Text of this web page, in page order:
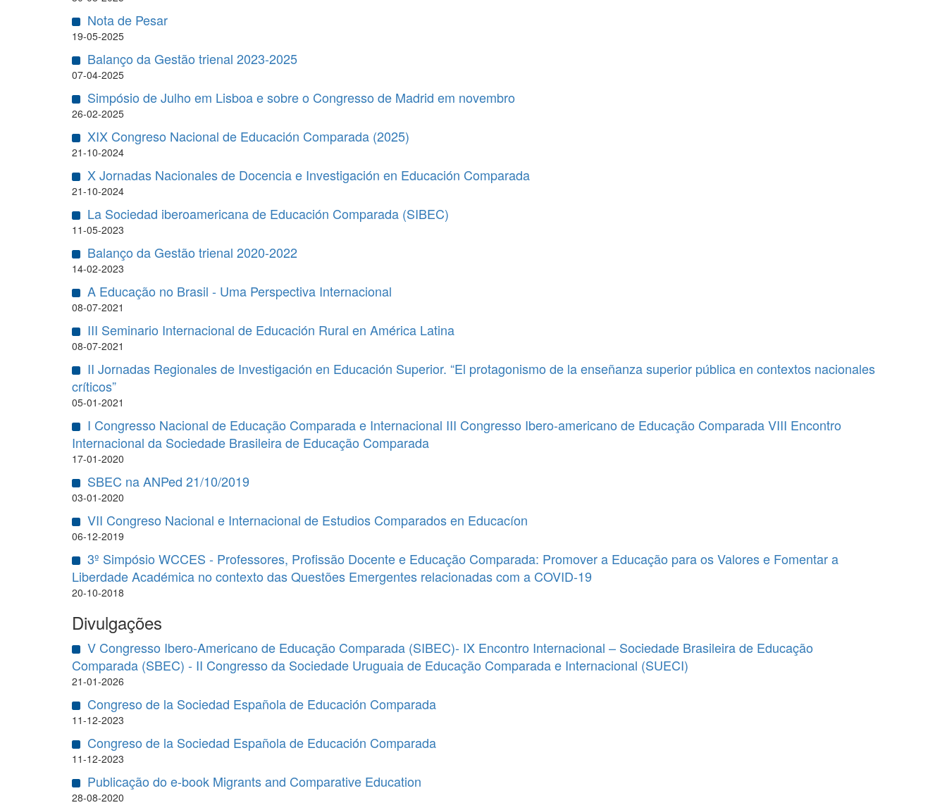
Nota de Pesar
19-05-2025
Balanço da Gestão trienal 2023-2025
07-04-2025
Simpósio de Julho em Lisboa e sobre o Congresso de Madrid em novembro
26-02-2025
XIX Congreso Nacional de Educación Comparada (2025)
21-10-2024
X Jornadas Nacionales de Docencia e Investigación en Educación Comparada
21-10-2024
La Sociedad iberoamericana de Educación Comparada (SIBEC)
11-05-2023
Balanço da Gestão trienal 2020-2022
14-02-2023
A Educação no Brasil - Uma Perspectiva Internacional
08-07-2021
III Seminario Internacional de Educación Rural en América Latina
08-07-2021
II Jornadas Regionales de Investigación en Educación Superior. “El protagonismo de la enseñanza superior pública en contextos nacionales
críticos”
05-01-2021
I Congresso Nacional de Educação Comparada e Internacional III Congresso Ibero-americano de Educação Comparada VIII Encontro
Internacional da Sociedade Brasileira de Educação Comparada
17-01-2020
SBEC na ANPed 21/10/2019
03-01-2020
VII Congreso Nacional e Internacional de Estudios Comparados en Educacíon
06-12-2019
3º Simpósio WCCES - Professores, Profissão Docente e Educação Comparada: Promover a Educação para os Valores e Fomentar a
Liberdade Académica no contexto das Questões Emergentes relacionadas com a COVID-19
20-10-2018
Divulgações
V Congresso Ibero-Americano de Educação Comparada (SIBEC)- IX Encontro Internacional – Sociedade Brasileira de Educação
Comparada (SBEC) - II Congresso da Sociedade Uruguaia de Educação Comparada e Internacional (SUECI)
21-01-2026
Congreso de la Sociedad Española de Educación Comparada
11-12-2023
Congreso de la Sociedad Española de Educación Comparada
11-12-2023
Publicação do e-book Migrants and Comparative Education
28-08-2020